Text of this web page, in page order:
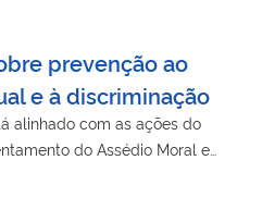
prevenção ao
e à discriminação
alinhado com as ações do
do Assédio Moral e